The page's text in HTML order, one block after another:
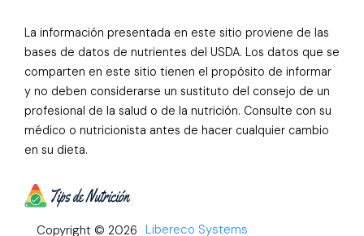
La información presentada en este sitio proviene de las
bases de datos de nutrientes del USDA. Los datos que se
comparten en este sitio tienen el propósito de informar
y no deben considerarse un sustituto del consejo de un
profesional de la salud o de la nutrición. Consulte con su
médico o nutricionista antes de hacer cualquier cambio
en su dieta.
Copyright © 2026 Libereco Systems